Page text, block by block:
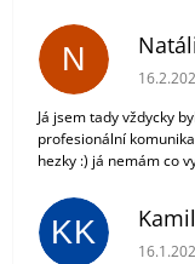
N
Já jsem tady vždycky
profesionální
hezky :) já nemám co
KK